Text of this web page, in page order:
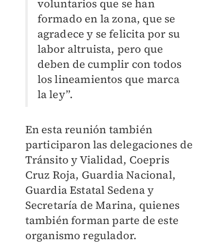
voluntarios que se han
formado en la zona, que se
agradece y se felicita por su
labor altruista, pero que
deben de cumplir con todos
los lineamientos que marca
la ley”.
En esta reunión también
participaron las delegaciones de
Tránsito y Vialidad, Coepris
Cruz Roja, Guardia Nacional,
Guardia Estatal Sedena y
Secretaría de Marina, quienes
también forman parte de este
organismo regulador.